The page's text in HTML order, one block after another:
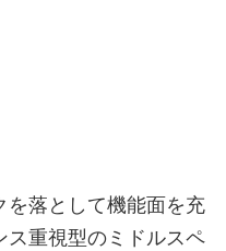
を落として機能面を充
ス重視型のミドルスペ